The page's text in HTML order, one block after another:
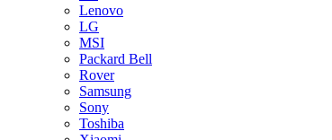
Lenovo
LG
MSI
Packard Bell
Rover
Samsung
Sony
Toshiba